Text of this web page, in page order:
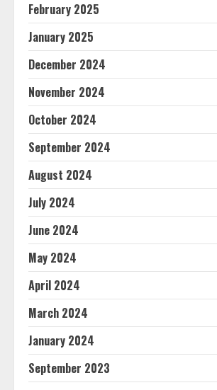
February 2025
January 2025
December 2024
November 2024
October 2024
September 2024
August 2024
July 2024
June 2024
May 2024
April 2024
March 2024
January 2024
September 2023